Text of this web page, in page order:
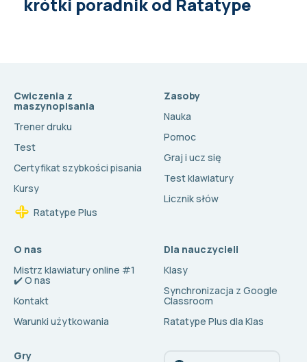
krótki poradnik od Ratatype
Cwiczenia z
maszynopisania
Trener druku
Test
Certyfikat szybkości pisania
Kursy
Ratatype Plus
Zasoby
Nauka
Pomoc
Graj i ucz się
Test klawiatury
Licznik słów
O nas
Mistrz klawiatury online #1
✔️ O nas
Kontakt
Warunki użytkowania
Dla nauczycieli
Klasy
Synchronizacja z Google
Classroom
Ratatype Plus dla Klas
Gry